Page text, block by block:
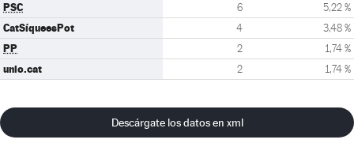
PSC 6 5,22 %
CatSíqueesPot 4 3,48 %
PP 2 1,74 %
unio.cat 2 1,74 %
Descárgate los datos en xml